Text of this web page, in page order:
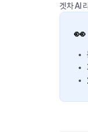
겟차 AI
👀